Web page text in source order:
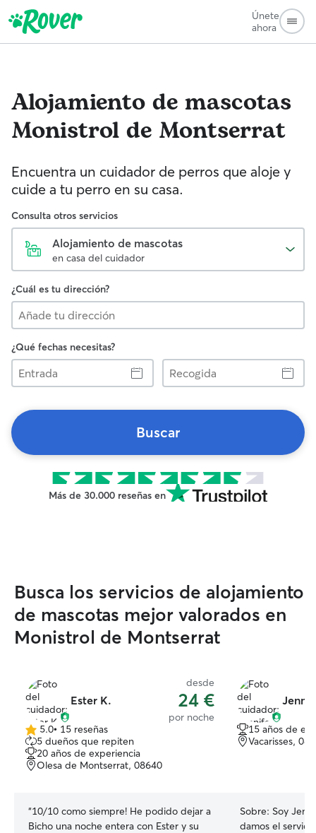
Únete
ahora
Alojamiento de mascotas
Monistrol de Montserrat
Encuentra un cuidador de perros que aloje y
cuide a tu perro en su casa.
Consulta otros servicios
Alojamiento de mascotas
en casa del cuidador
¿Cuál es tu dirección?
¿Qué fechas necesitas?
Entrada
Recogida
Buscar
Más de 30.000 reseñas en
Busca los servicios de alojamiento
de mascotas mejor valorados en
Monistrol de Montserrat
Ester K.
desde
24 €
por noche
5.0
de
5
estrellas
5.0• 15 reseñas
5 dueños que repiten
20 años de experiencia
Olesa de Montserrat, 08640
“10/10 como siempre! He podido dejar a
Bicho una noche entera con Ester y su
15 años de
Vacarisses,
Sobre: Soy
damos el